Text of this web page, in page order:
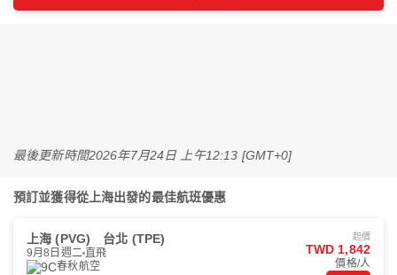
最後更新時間2026年7月24日 上午12:13 [GMT+0]
預訂並獲得從上海出發的最佳航班優惠
上海 (PVG) 台北 (TPE)
9月8日週二 直飛
春秋航空
起價
TWD 1,842
價格/人